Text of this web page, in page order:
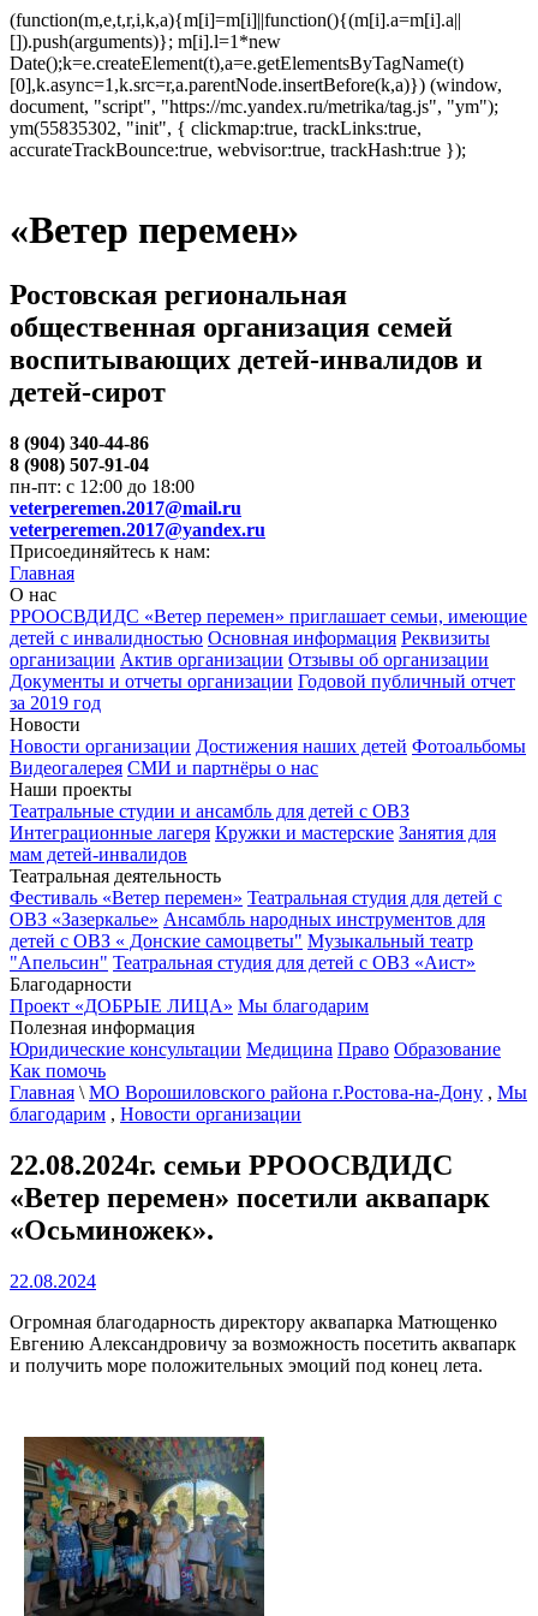
(function(m,e,t,r,i,k,a){m[i]=m[i]||function(){(m[i].a=m[i].a||
[]).push(arguments)}; m[i].l=1*new
Date();k=e.createElement(t),a=e.getElementsByTagName(t)
[0],k.async=1,k.src=r,a.parentNode.insertBefore(k,a)}) (window,
document, "script", "https://mc.yandex.ru/metrika/tag.js", "ym");
ym(55835302, "init", { clickmap:true, trackLinks:true,
accurateTrackBounce:true, webvisor:true, trackHash:true });
«Ветер перемен»
Ростовская региональная
общественная организация семей
воспитывающих детей-инвалидов и
детей-сирот
8 (904) 340-44-86
8 (908) 507-91-04
пн-пт: с 12:00 до 18:00
veterperemen.2017@mail.ru
veterperemen.2017@yandex.ru
Присоединяйтесь к нам:
Главная
О нас
РРООСВДИДС «Ветер перемен» приглашает семьи, имеющие
детей с инвалидностью Основная информация Реквизиты
организации Актив организации Отзывы об организации
Документы и отчеты организации Годовой публичный отчет
за 2019 год
Новости
Новости организации Достижения наших детей Фотоальбомы
Видеогалерея СМИ и партнёры о нас
Наши проекты
Театральные студии и ансамбль для детей с ОВЗ
Интеграционные лагеря Кружки и мастерские Занятия для
мам детей-инвалидов
Театральная деятельность
Фестиваль «Ветер перемен» Театральная студия для детей с
ОВЗ «Зазеркалье» Ансамбль народных инструментов для
детей с ОВЗ « Донские самоцветы" Музыкальный театр
"Апельсин" Театральная студия для детей с ОВЗ «Аист»
Благодарности
Проект «ДОБРЫЕ ЛИЦА» Мы благодарим
Полезная информация
Юридические консультации Медицина Право Образование
Как помочь
Главная \ МО Ворошиловского района г.Ростова-на-Дону , Мы
благодарим , Новости организации
22.08.2024г. семьи РРООСВДИДС
«Ветер перемен» посетили аквапарк
«Осьминожек».
22.08.2024
Огромная благодарность директору аквапарка Матющенко
Евгению Александровичу за возможность посетить аквапарк
и получить море положительных эмоций под конец лета.